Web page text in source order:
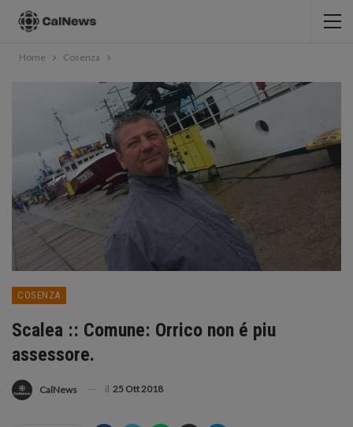
Home Cosenza
COSENZA
Scalea :: Comune: Orrico non é piu
assessore.
CalNews il 25 Ott 2018